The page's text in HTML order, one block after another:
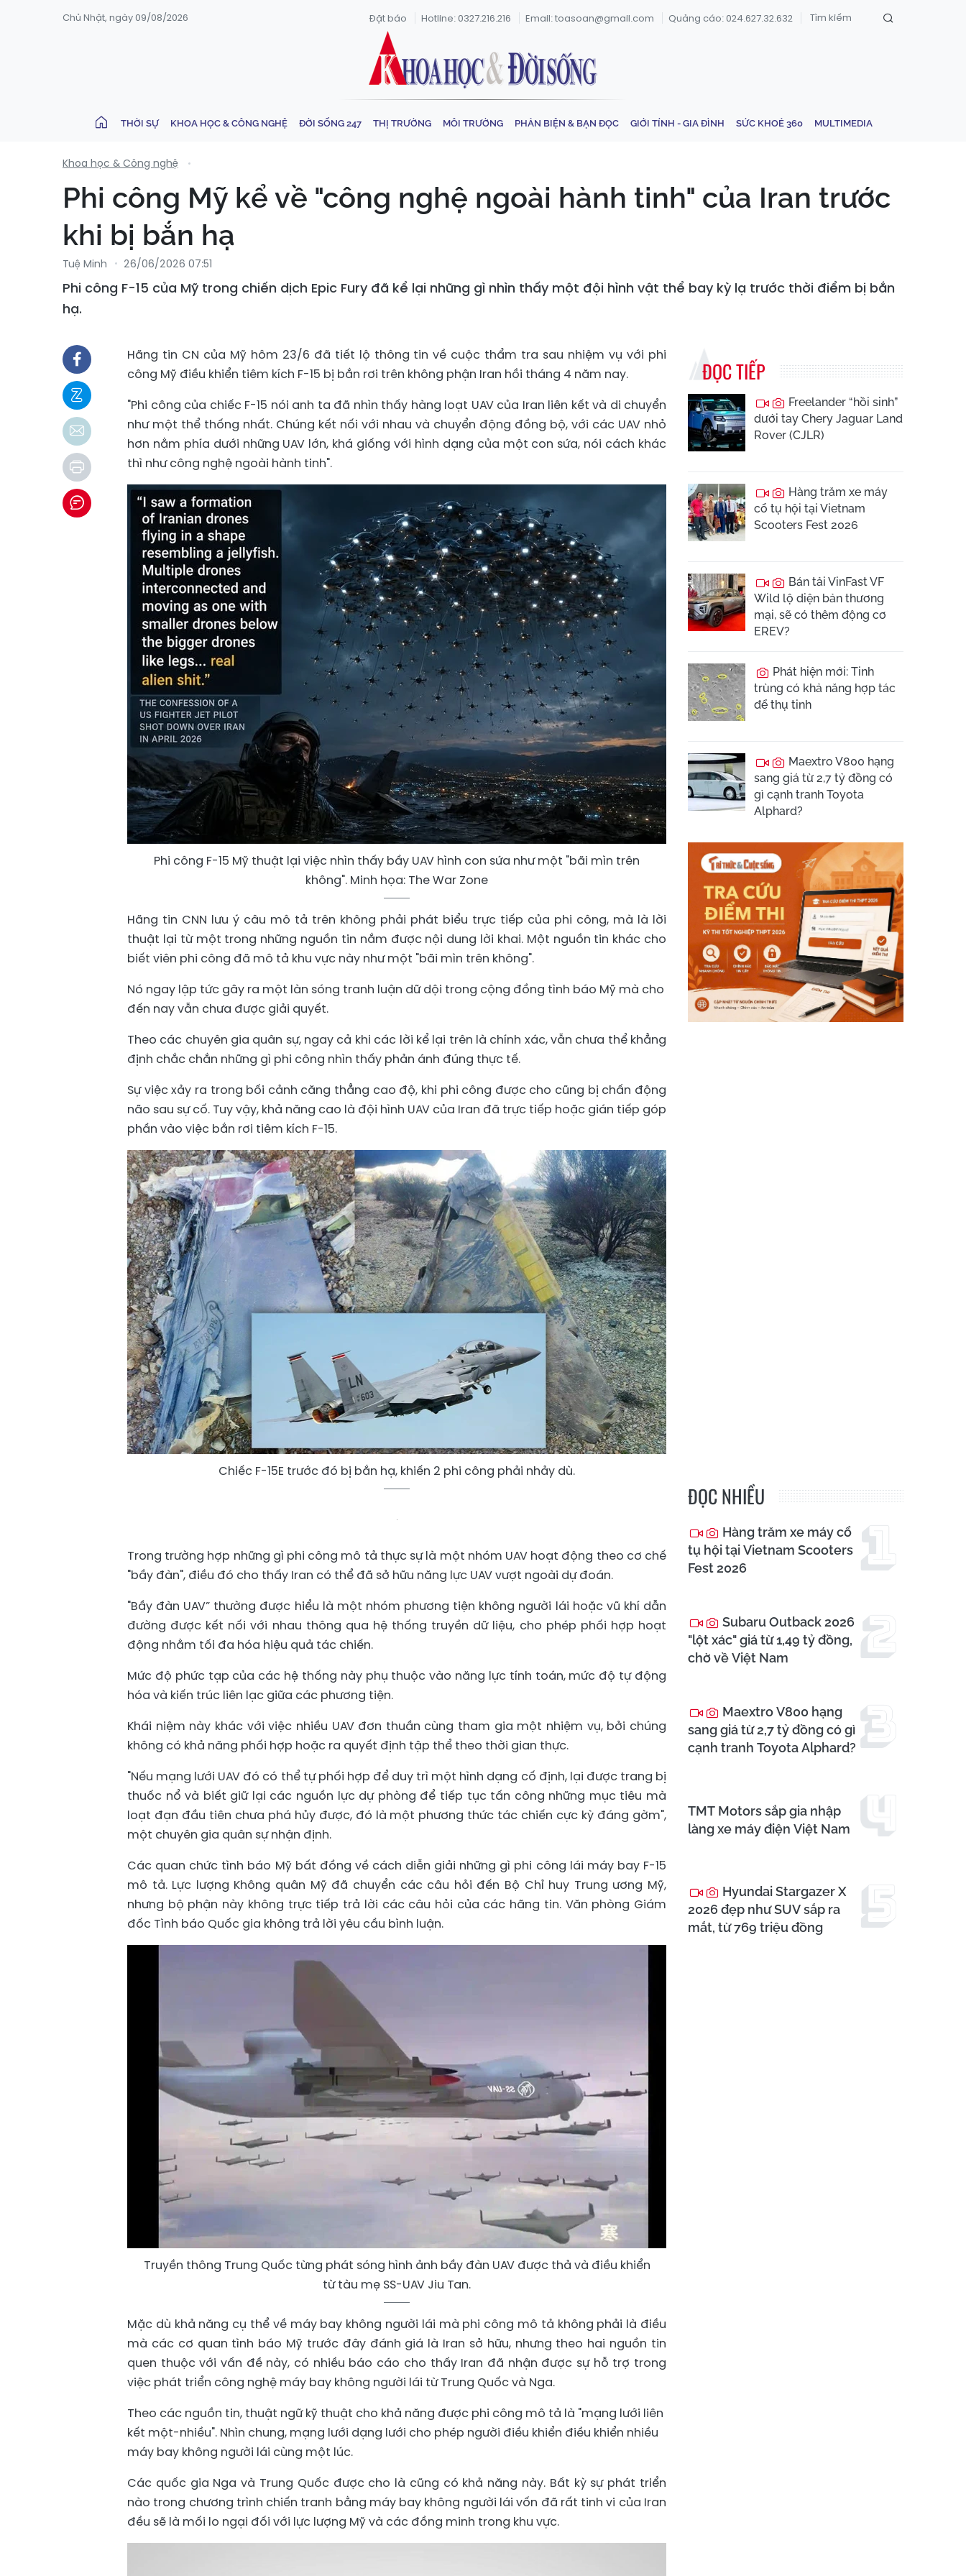
Chủ Nhật, ngày 09/08/2026 Đặt báo Hotline: 0327.216.216 Email: toasoan@gmail.com Quảng cáo: 024.627.32.632
THỜI SỰ KHOA HỌC & CÔNG NGHỆ ĐỜI SỐNG 247 THỊ TRƯỜNG MÔI TRƯỜNG PHẢN BIỆN & BẠN ĐỌC GIỚI TÍNH - GIA ĐÌNH SỨC KHOẺ 360 MULTIMEDIA
Khoa học & Công nghệ
Phi công Mỹ kể về "công nghệ ngoài hành tinh" của Iran trước
khi bị bắn hạ
Tuệ Minh 26/06/2026 07:51
Phi công F-15 của Mỹ trong chiến dịch Epic Fury đã kể lại những gì nhìn thấy một đội hình vật thể bay kỳ lạ trước thời điểm bị bắn
hạ.
Hãng tin CN của Mỹ hôm 23/6 đã tiết lộ thông tin về cuộc thẩm tra sau nhiệm vụ với phi
công Mỹ điều khiển tiêm kích F-15 bị bắn rơi trên không phận Iran hồi tháng 4 năm nay.
"Phi công của chiếc F-15 nói anh ta đã nhìn thấy hàng loạt UAV của Iran liên kết và di chuyển
như một thể thống nhất. Chúng kết nối với nhau và chuyển động đồng bộ, với các UAV nhỏ
hơn nằm phía dưới những UAV lớn, khá giống với hình dạng của một con sứa, nói cách khác
thì như công nghệ ngoài hành tinh".
Phi công F-15 Mỹ thuật lại việc nhìn thấy bầy UAV hình con sứa như một "bãi mìn trên
không". Minh họa: The War Zone
Hãng tin CNN lưu ý câu mô tả trên không phải phát biểu trực tiếp của phi công, mà là lời
thuật lại từ một trong những nguồn tin nắm được nội dung lời khai. Một nguồn tin khác cho
biết viên phi công đã mô tả khu vực này như một "bãi mìn trên không".
Nó ngay lập tức gây ra một làn sóng tranh luận dữ dội trong cộng đồng tình báo Mỹ mà cho
đến nay vẫn chưa được giải quyết.
Theo các chuyên gia quân sự, ngay cả khi các lời kể lại trên là chính xác, vẫn chưa thể khẳng
định chắc chắn những gì phi công nhìn thấy phản ánh đúng thực tế.
Sự việc xảy ra trong bối cảnh căng thẳng cao độ, khi phi công được cho cũng bị chấn động
não sau sự cố. Tuy vậy, khả năng cao là đội hình UAV của Iran đã trực tiếp hoặc gián tiếp góp
phần vào việc bắn rơi tiêm kích F-15.
Chiếc F-15E trước đó bị bắn hạ, khiến 2 phi công phải nhảy dù.
Trong trường hợp những gì phi công mô tả thực sự là một nhóm UAV hoạt động theo cơ chế
"bầy đàn", điều đó cho thấy Iran có thể đã sở hữu năng lực UAV vượt ngoài dự đoán.
"Bầy đàn UAV” thường được hiểu là một nhóm phương tiện không người lái hoặc vũ khí dẫn
đường được kết nối với nhau thông qua hệ thống truyền dữ liệu, cho phép phối hợp hoạt
động nhằm tối đa hóa hiệu quả tác chiến.
Mức độ phức tạp của các hệ thống này phụ thuộc vào năng lực tính toán, mức độ tự động
hóa và kiến trúc liên lạc giữa các phương tiện.
Khái niệm này khác với việc nhiều UAV đơn thuần cùng tham gia một nhiệm vụ, bởi chúng
không có khả năng phối hợp hoặc ra quyết định tập thể theo thời gian thực.
"Nếu mạng lưới UAV đó có thể tự phối hợp để duy trì một hình dạng cố định, lại được trang bị
thuốc nổ và biết giữ lại các nguồn lực dự phòng để tiếp tục tấn công những mục tiêu mà
loạt đạn đầu tiên chưa phá hủy được, đó là một phương thức tác chiến cực kỳ đáng gờm",
một chuyên gia quân sự nhận định.
Các quan chức tình báo Mỹ bất đồng về cách diễn giải những gì phi công lái máy bay F-15
mô tả. Lực lượng Không quân Mỹ đã chuyển các câu hỏi đến Bộ Chỉ huy Trung ương Mỹ,
nhưng bộ phận này không trực tiếp trả lời các câu hỏi của các hãng tin. Văn phòng Giám
đốc Tình báo Quốc gia không trả lời yêu cầu bình luận.
Truyền thông Trung Quốc từng phát sóng hình ảnh bầy đàn UAV được thả và điều khiển
từ tàu mẹ SS-UAV Jiu Tan.
Mặc dù khả năng cụ thể về máy bay không người lái mà phi công mô tả không phải là điều
mà các cơ quan tình báo Mỹ trước đây đánh giá là Iran sở hữu, nhưng theo hai nguồn tin
quen thuộc với vấn đề này, có nhiều báo cáo cho thấy Iran đã nhận được sự hỗ trợ trong
việc phát triển công nghệ máy bay không người lái từ Trung Quốc và Nga.
Theo các nguồn tin, thuật ngữ kỹ thuật cho khả năng được phi công mô tả là "mạng lưới liên
kết một-nhiều". Nhìn chung, mạng lưới dạng lưới cho phép người điều khiển điều khiển nhiều
máy bay không người lái cùng một lúc.
Các quốc gia Nga và Trung Quốc được cho là cũng có khả năng này. Bất kỳ sự phát triển
nào trong chương trình chiến tranh bằng máy bay không người lái vốn đã rất tinh vi của Iran
đều sẽ là mối lo ngại đối với lực lượng Mỹ và các đồng minh trong khu vực.
ĐỌC TIẾP
Freelander “hồi sinh”
dưới tay Chery Jaguar Land
Rover (CJLR)
Hàng trăm xe máy
cổ tụ hội tại Vietnam
Scooters Fest 2026
Bán tải VinFast VF
Wild lộ diện bản thương
mại, sẽ có thêm động cơ
EREV?
Phát hiện mới: Tinh
trùng có khả năng hợp tác
để thụ tinh
Maextro V800 hạng
sang giá từ 2,7 tỷ đồng có
gì cạnh tranh Toyota
Alphard?
ĐỌC NHIỀU
Hàng trăm xe máy cổ
tụ hội tại Vietnam Scooters
Fest 2026
Subaru Outback 2026
"lột xác" giá từ 1,49 tỷ đồng,
chờ về Việt Nam
Maextro V800 hạng
sang giá từ 2,7 tỷ đồng có gì
cạnh tranh Toyota Alphard?
TMT Motors sắp gia nhập
làng xe máy điện Việt Nam
Hyundai Stargazer X
2026 đẹp như SUV sắp ra
mắt, từ 769 triệu đồng